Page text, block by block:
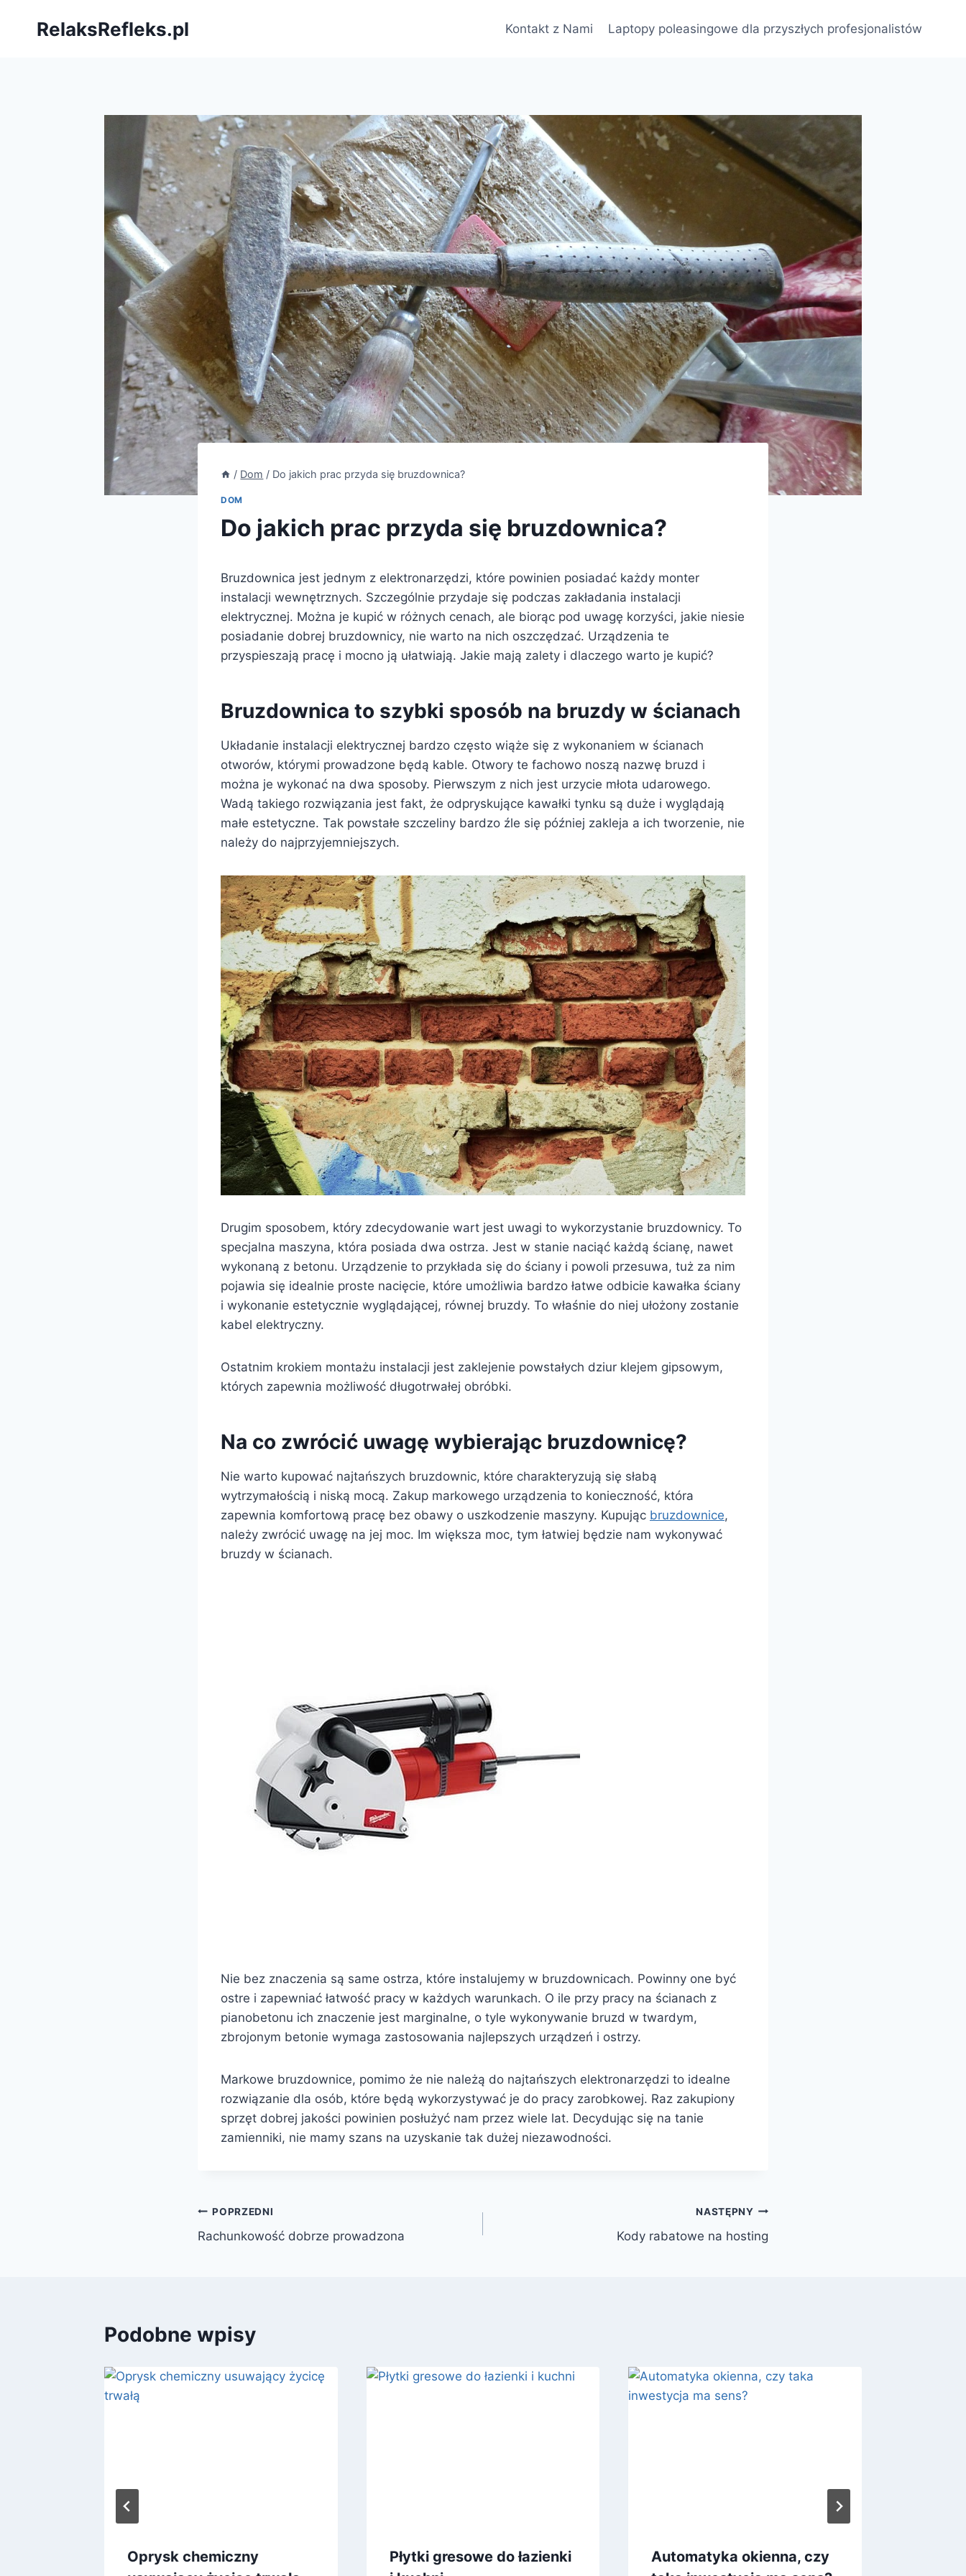
RelaksRefleks.pl Kontakt z Nami Laptopy poleasingowe dla przyszłych profesjonalistów
/ Dom / Do jakich prac przyda się bruzdownica?
DOM
Do jakich prac przyda się bruzdownica?
Bruzdownica jest jednym z elektronarzędzi, które powinien posiadać każdy monter
instalacji wewnętrznych. Szczególnie przydaje się podczas zakładania instalacji
elektrycznej. Można je kupić w różnych cenach, ale biorąc pod uwagę korzyści, jakie niesie
posiadanie dobrej bruzdownicy, nie warto na nich oszczędzać. Urządzenia te
przyspieszają pracę i mocno ją ułatwiają. Jakie mają zalety i dlaczego warto je kupić?
Bruzdownica to szybki sposób na bruzdy w ścianach
Układanie instalacji elektrycznej bardzo często wiąże się z wykonaniem w ścianach
otworów, którymi prowadzone będą kable. Otwory te fachowo noszą nazwę bruzd i
można je wykonać na dwa sposoby. Pierwszym z nich jest urzycie młota udarowego.
Wadą takiego rozwiązania jest fakt, że odpryskujące kawałki tynku są duże i wyglądają
małe estetyczne. Tak powstałe szczeliny bardzo źle się później zakleja a ich tworzenie, nie
należy do najprzyjemniejszych.
Drugim sposobem, który zdecydowanie wart jest uwagi to wykorzystanie bruzdownicy. To
specjalna maszyna, która posiada dwa ostrza. Jest w stanie naciąć każdą ścianę, nawet
wykonaną z betonu. Urządzenie to przykłada się do ściany i powoli przesuwa, tuż za nim
pojawia się idealnie proste nacięcie, które umożliwia bardzo łatwe odbicie kawałka ściany
i wykonanie estetycznie wyglądającej, równej bruzdy. To właśnie do niej ułożony zostanie
kabel elektryczny.
Ostatnim krokiem montażu instalacji jest zaklejenie powstałych dziur klejem gipsowym,
których zapewnia możliwość długotrwałej obróbki.
Na co zwrócić uwagę wybierając bruzdownicę?
Nie warto kupować najtańszych bruzdownic, które charakteryzują się słabą
wytrzymałością i niską mocą. Zakup markowego urządzenia to konieczność, która
zapewnia komfortową pracę bez obawy o uszkodzenie maszyny. Kupując bruzdownice,
należy zwrócić uwagę na jej moc. Im większa moc, tym łatwiej będzie nam wykonywać
bruzdy w ścianach.
Nie bez znaczenia są same ostrza, które instalujemy w bruzdownicach. Powinny one być
ostre i zapewniać łatwość pracy w każdych warunkach. O ile przy pracy na ścianach z
pianobetonu ich znaczenie jest marginalne, o tyle wykonywanie bruzd w twardym,
zbrojonym betonie wymaga zastosowania najlepszych urządzeń i ostrzy.
Markowe bruzdownice, pomimo że nie należą do najtańszych elektronarzędzi to idealne
rozwiązanie dla osób, które będą wykorzystywać je do pracy zarobkowej. Raz zakupiony
sprzęt dobrej jakości powinien posłużyć nam przez wiele lat. Decydując się na tanie
zamienniki, nie mamy szans na uzyskanie tak dużej niezawodności.
Nawigacja
wpisu
POPRZEDNI
Rachunkowość dobrze prowadzona
NASTĘPNY
Kody rabatowe na hosting
Podobne wpisy
Oprysk chemiczny
Płytki gresowe do łazienki
Automatyka okienna, czy